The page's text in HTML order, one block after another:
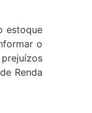
estoque
o
Renda